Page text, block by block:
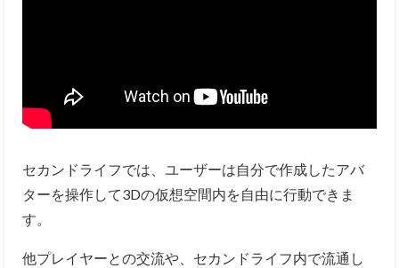
セカンドライフでは、ユーザーは自分で作成したアバ
ターを操作して3Dの仮想空間内を自由に行動できま
す。
他プレイヤーとの交流や、セカンドライフ内で流通し